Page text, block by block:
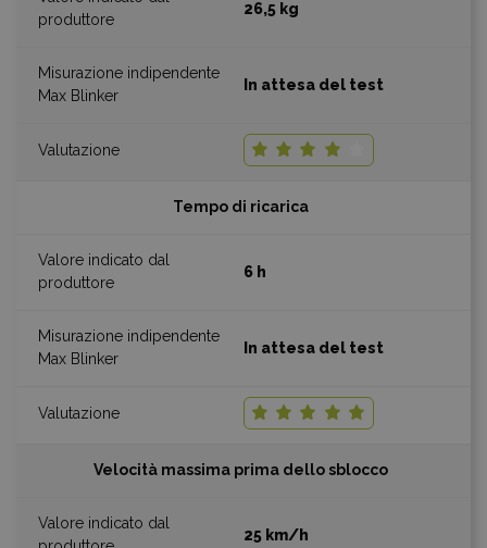
26,5 kg
In attesa del test
Tempo di ricarica
6 h
In attesa del test
Velocità massima prima dello sblocco
25 km/h